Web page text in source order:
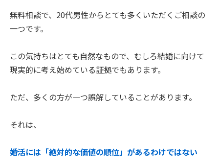
無料相談で、20代男性からとても多くいただくご相談の
一つです。
この気持ちはとても自然なもので、むしろ結婚に向けて
現実的に考え始めている証拠でもあります。
ただ、多くの方が一つ誤解していることがあります。
それは、
婚活には「絶対的な価値の順位」があるわけではない